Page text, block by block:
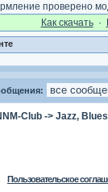
проверено
Как cкачать·
Club -> Jazz,
Пользовательское